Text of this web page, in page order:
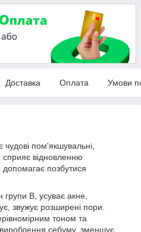
Доставка Оплата Умови
чудові пом'якшувальні,
сприяє відновленню
допомагає позбутися
групи B, усуває акне,
звужує розширені пори.
тоном та
себуму, зменшує